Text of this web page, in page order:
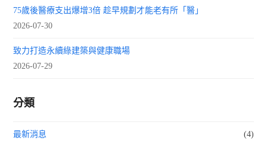
75歲後醫療支出爆增3倍 趁早規劃才能老有所「醫」
2026-07-30
致力打造永續綠建築與健康職場
2026-07-29
分類
最新消息 (4)